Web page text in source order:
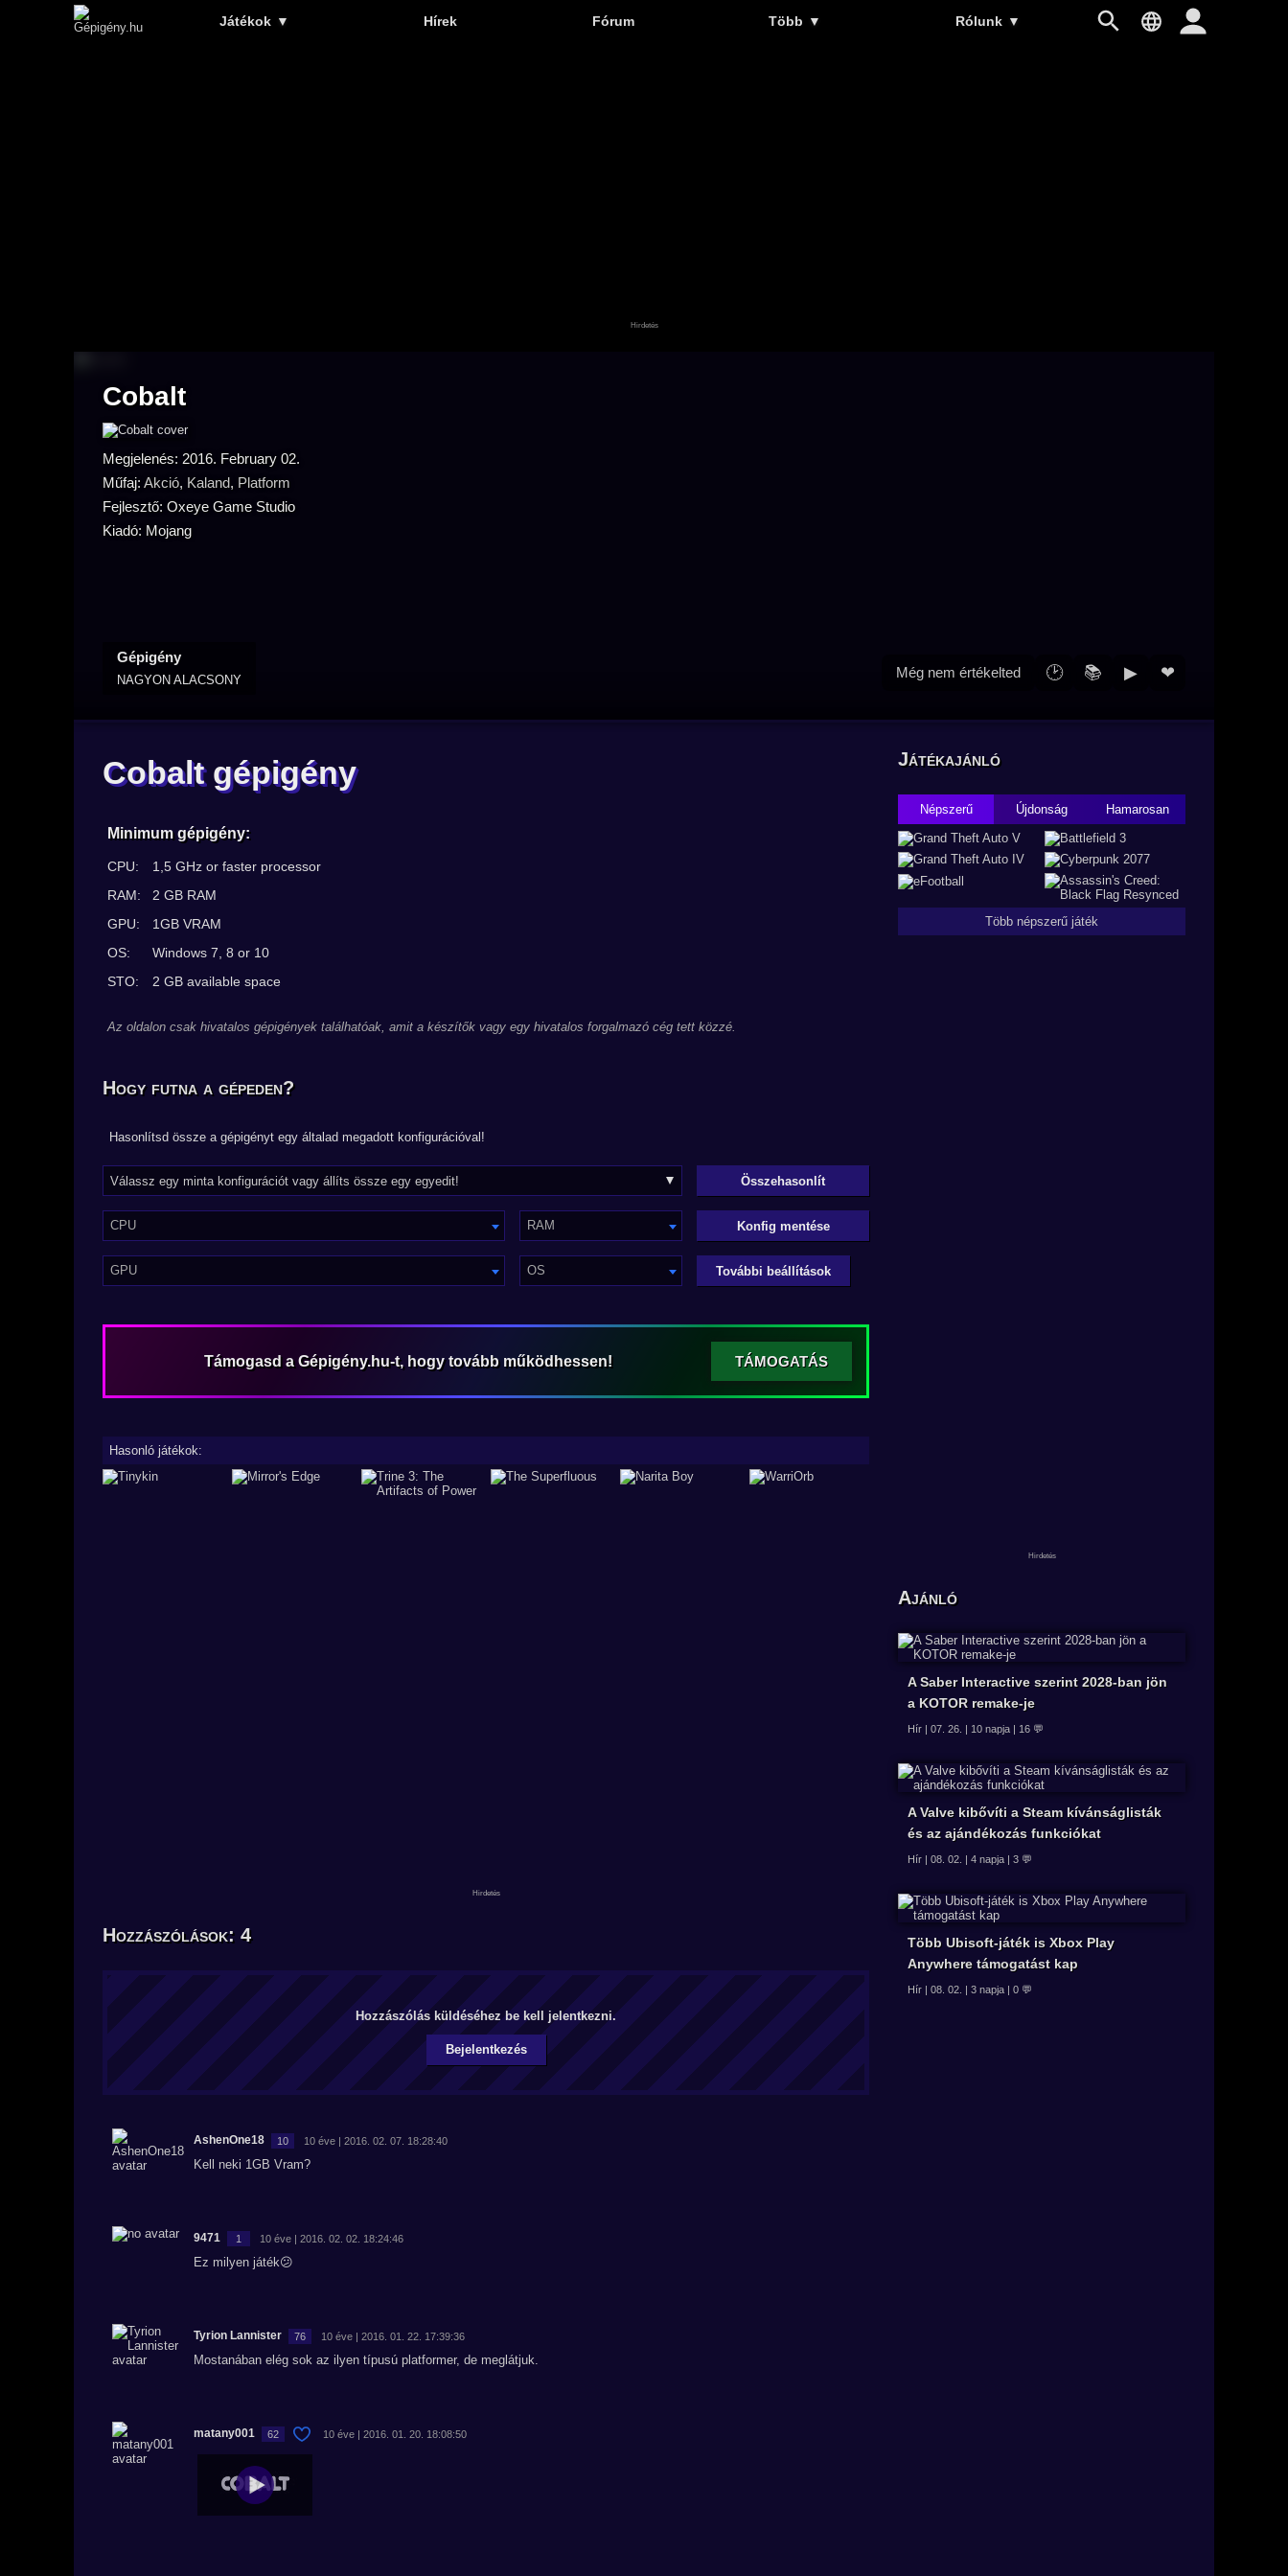
Játékok ▼ Hírek Fórum Több ▼ Rólunk ▼
Cobalt
Megjelenés: 2016. February 02.
Műfaj: Akció, Kaland, Platform
Fejlesztő: Oxeye Game Studio
Kiadó: Mojang
Gépigény
NAGYON ALACSONY Még nem értékelted 🕑 📚 ▶ ❤
Cobalt gépigény
Minimum gépigény:
CPU:
1,5 GHz or faster processor
RAM:
2 GB RAM
GPU:
1GB VRAM
OS:
Windows 7, 8 or 10
STO:
2 GB available space
Az oldalon csak hivatalos gépigények találhatóak, amit a készítők vagy egy hivatalos forgalmazó cég tett közzé.
Hogy futna a gépeden?
Hasonlítsd össze a gépigényt egy általad megadott konfigurációval!
CPU RAM
GPU OS
Konfig mentése
További beállítások
Támogasd a Gépigény.hu-t, hogy tovább működhessen! TÁMOGATÁS
Hasonló játékok:
Hozzászólások: 4
Hozzászólás küldéséhez be kell jelentkezni.
Bejelentkezés
AshenOne18 10 10 éve | 2016. 02. 07. 18:28:40
Kell neki 1GB Vram?
9471 1 10 éve | 2016. 02. 02. 18:24:46
Ez milyen játék😕
Tyrion Lannister 76 10 éve | 2016. 01. 22. 17:39:36
Mostanában elég sok az ilyen típusú platformer, de meglátjuk.
matany001 62 10 éve | 2016. 01. 20. 18:08:50
Játékajánló
Népszerű Újdonság Hamarosan
Több népszerű játék
Ajánló
A Saber Interactive szerint 2028-ban jön
a KOTOR remake-je
Hír | 07. 26. | 10 napja | 16 💬
A Valve kibővíti a Steam kívánságlisták
és az ajándékozás funkciókat
Hír | 08. 02. | 4 napja | 3 💬
Több Ubisoft-játék is Xbox Play
Anywhere támogatást kap
Hír | 08. 02. | 3 napja | 0 💬